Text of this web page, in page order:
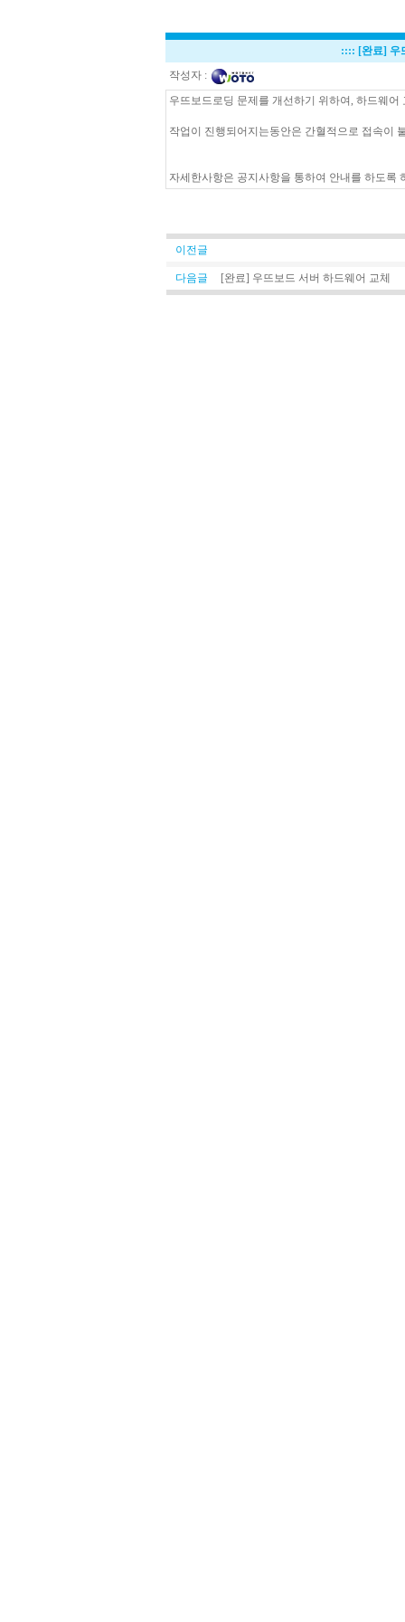
:::: [완료] 우
작성자 :
우뜨보드로딩 문제를 개선하기 위하여, 하드웨어
작업이 진행되어지는동안은 간혈적으로 접속이
자세한사항은 공지사항을 통하여 안내를 하도록
이전글
다음글 [완료] 우뜨보드 서버 하드웨어 교체